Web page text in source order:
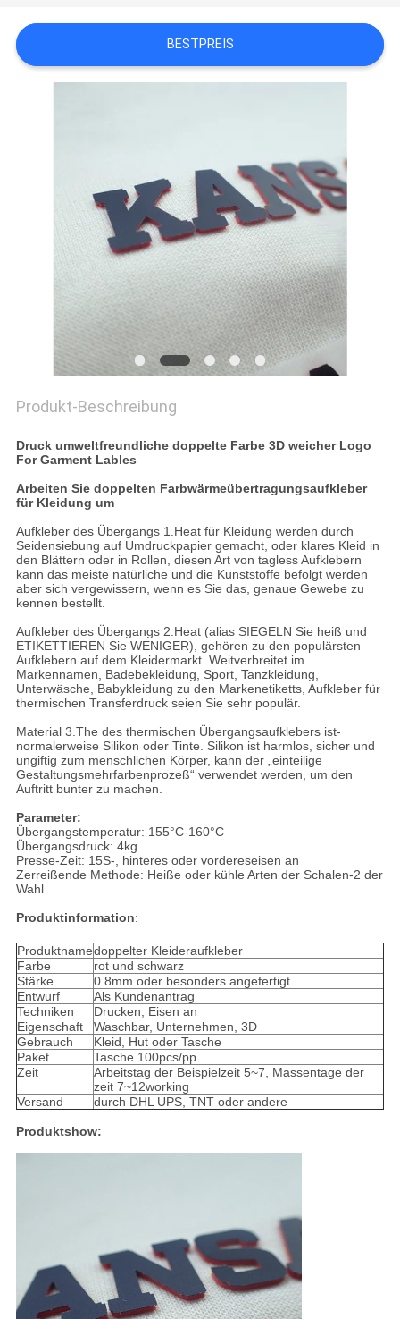
ZITAT
SITEMAP
BESTPREIS
Produkt-Beschreibung
Druck umweltfreundliche doppelte Farbe 3D weicher Logo
For Garment Lables
Arbeiten Sie doppelten Farbwärmeübertragungsaufkleber
für Kleidung um
Aufkleber des Übergangs 1.Heat für Kleidung werden durch
Seidensiebung auf Umdruckpapier gemacht, oder klares Kleid in
den Blättern oder in Rollen, diesen Art von tagless Aufklebern
kann das meiste natürliche und die Kunststoffe befolgt werden
aber sich vergewissern, wenn es Sie das, genaue Gewebe zu
kennen bestellt.
Aufkleber des Übergangs 2.Heat (alias SIEGELN Sie heiß und
ETIKETTIEREN Sie WENIGER), gehören zu den populärsten
Aufklebern auf dem Kleidermarkt. Weitverbreitet im
Markennamen, Badebekleidung, Sport, Tanzkleidung,
Unterwäsche, Babykleidung zu den Markenetiketts, Aufkleber für
thermischen Transferdruck seien Sie sehr populär.
Material 3.The des thermischen Übergangsaufklebers ist-
normalerweise Silikon oder Tinte. Silikon ist harmlos, sicher und
ungiftig zum menschlichen Körper, kann der „einteilige
Gestaltungsmehrfarbenprozeß“ verwendet werden, um den
Auftritt bunter zu machen.
Parameter:
Übergangstemperatur: 155°C-160°C
Übergangsdruck: 4kg
Presse-Zeit: 15S-, hinteres oder vordereseisen an
Zerreißende Methode: Heiße oder kühle Arten der Schalen-2 der
Wahl
Produktinformation:
Produktnamedoppelter Kleideraufkleber
Farbe
rot und schwarz
Stärke
0.8mm oder besonders angefertigt
Entwurf
Als Kundenantrag
Techniken
Drucken, Eisen an
Eigenschaft
Waschbar, Unternehmen, 3D
Gebrauch
Kleid, Hut oder Tasche
Paket
Tasche 100pcs/pp
Zeit
Arbeitstag der Beispielzeit 5~7, Massentage der
zeit 7~12working
Versand
durch DHL UPS, TNT oder andere
Produktshow: